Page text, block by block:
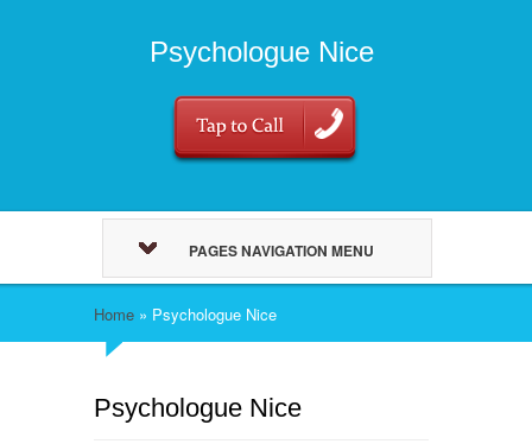
Psychologue Nice
PAGES NAVIGATION MENU
Home » Psychologue Nice
Psychologue Nice